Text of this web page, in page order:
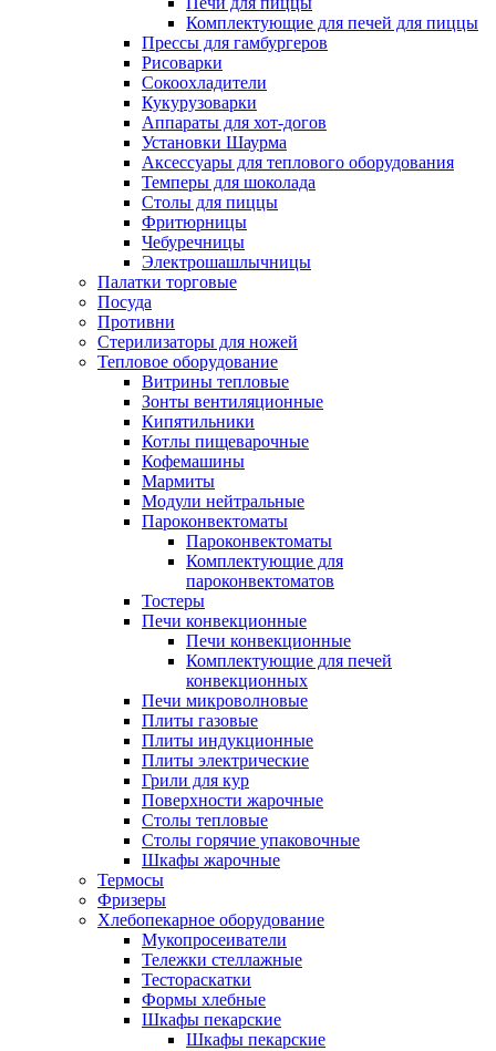
Комплектующие для печей для пиццы
Прессы для гамбургеров
Рисоварки
Сокоохладители
Кукурузоварки
Аппараты для хот-догов
Установки Шаурма
Аксессуары для теплового оборудования
Темперы для шоколада
Столы для пиццы
Фритюрницы
Чебуречницы
Электрошашлычницы
Палатки торговые
Посуда
Противни
Стерилизаторы для ножей
Тепловое оборудование
Витрины тепловые
Зонты вентиляционные
Кипятильники
Котлы пищеварочные
Кофемашины
Мармиты
Модули нейтральные
Пароконвектоматы
Пароконвектоматы
Комплектующие для
пароконвектоматов
Тостеры
Печи конвекционные
Печи конвекционные
Комплектующие для печей
конвекционных
Печи микроволновые
Плиты газовые
Плиты индукционные
Плиты электрические
Грили для кур
Поверхности жарочные
Столы тепловые
Столы горячие упаковочные
Шкафы жарочные
Термосы
Фризеры
Хлебопекарное оборудование
Мукопросеиватели
Тележки стеллажные
Тестораскатки
Формы хлебные
Шкафы пекарские
Шкафы пекарские